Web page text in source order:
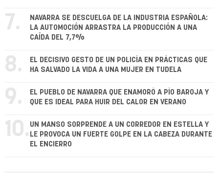
7.
NAVARRA SE DESCUELGA DE LA INDUSTRIA ESPAÑOLA:
LA AUTOMOCIÓN ARRASTRA LA PRODUCCIÓN A UNA
CAÍDA DEL 7,7%
8.
EL DECISIVO GESTO DE UN POLICÍA EN PRÁCTICAS QUE
HA SALVADO LA VIDA A UNA MUJER EN TUDELA
9.
EL PUEBLO DE NAVARRA QUE ENAMORÓ A PÍO BAROJA Y
QUE ES IDEAL PARA HUIR DEL CALOR EN VERANO
10. UN MANSO SORPRENDE A UN CORREDOR EN ESTELLA Y
LE PROVOCA UN FUERTE GOLPE EN LA CABEZA DURANTE
EL ENCIERRO